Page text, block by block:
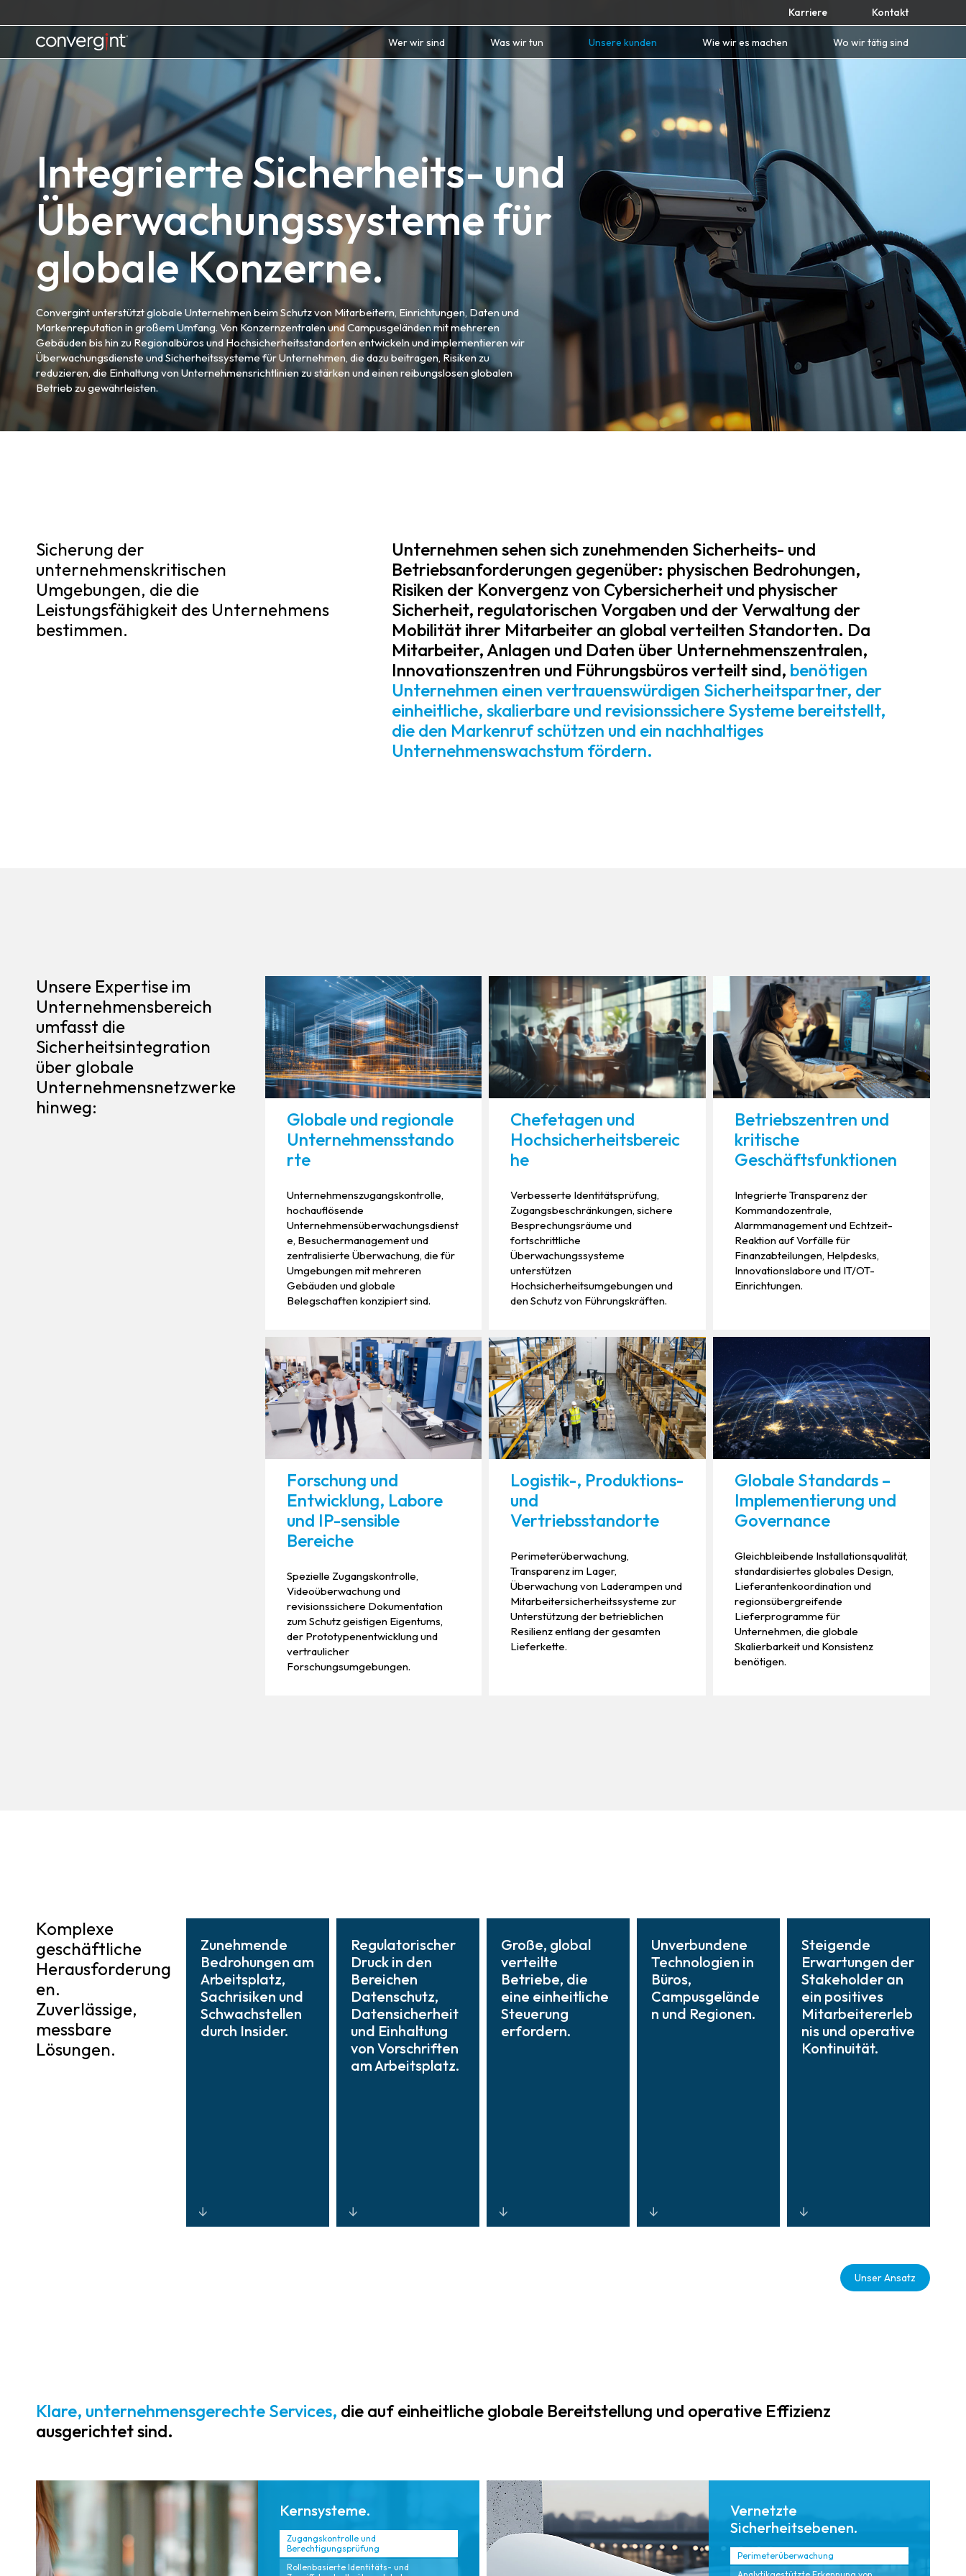
to
Karriere Kontakt
Home Wer wir sind Was wir tun Unsere kunden Wie wir es machen Wo wir tätig sind
Integrierte Sicherheits- und
Überwachungssysteme für
globale Konzerne.
Convergint unterstützt globale Unternehmen beim Schutz von Mitarbeitern, Einrichtungen, Daten und
Markenreputation in großem Umfang. Von Konzernzentralen und Campusgeländen mit mehreren
Gebäuden bis hin zu Regionalbüros und Hochsicherheitsstandorten entwickeln und implementieren wir
Überwachungsdienste und Sicherheitssysteme für Unternehmen, die dazu beitragen, Risiken zu
reduzieren, die Einhaltung von Unternehmensrichtlinien zu stärken und einen reibungslosen globalen
Betrieb zu gewährleisten.
Sicherung der
unternehmenskritischen
Umgebungen, die die
Leistungsfähigkeit des Unternehmens
bestimmen.
Unternehmen sehen sich zunehmenden Sicherheits- und
Betriebsanforderungen gegenüber: physischen Bedrohungen,
Risiken der Konvergenz von Cybersicherheit und physischer
Sicherheit, regulatorischen Vorgaben und der Verwaltung der
Mobilität ihrer Mitarbeiter an global verteilten Standorten. Da
Mitarbeiter, Anlagen und Daten über Unternehmenszentralen,
Innovationszentren und Führungsbüros verteilt sind, benötigen
Unternehmen einen vertrauenswürdigen Sicherheitspartner, der
einheitliche, skalierbare und revisionssichere Systeme bereitstellt,
die den Markenruf schützen und ein nachhaltiges
Unternehmenswachstum fördern.
Unsere Expertise im
Unternehmensbereich
umfasst die
Sicherheitsintegration
über globale
Unternehmensnetzwerke
hinweg:
Globale und regionale
Unternehmensstando
rte
Unternehmenszugangskontrolle,
hochauflösende
Unternehmensüberwachungsdienst
e, Besuchermanagement und
zentralisierte Überwachung, die für
Umgebungen mit mehreren
Gebäuden und globale
Belegschaften konzipiert sind.
Chefetagen und
Hochsicherheitsbereic
he
Verbesserte Identitätsprüfung,
Zugangsbeschränkungen, sichere
Besprechungsräume und
fortschrittliche
Überwachungssysteme
unterstützen
Hochsicherheitsumgebungen und
den Schutz von Führungskräften.
Betriebszentren und
kritische
Geschäftsfunktionen
Integrierte Transparenz der
Kommandozentrale,
Alarmmanagement und Echtzeit-
Reaktion auf Vorfälle für
Finanzabteilungen, Helpdesks,
Innovationslabore und IT/OT-
Einrichtungen.
Forschung und
Entwicklung, Labore
und IP-sensible
Bereiche
Spezielle Zugangskontrolle,
Videoüberwachung und
revisionssichere Dokumentation
zum Schutz geistigen Eigentums,
der Prototypenentwicklung und
vertraulicher
Forschungsumgebungen.
Logistik-, Produktions-
und
Vertriebsstandorte
Perimeterüberwachung,
Transparenz im Lager,
Überwachung von Laderampen und
Mitarbeitersicherheitssysteme zur
Unterstützung der betrieblichen
Resilienz entlang der gesamten
Lieferkette.
Globale Standards –
Implementierung und
Governance
Gleichbleibende Installationsqualität,
standardisiertes globales Design,
Lieferantenkoordination und
regionsübergreifende
Lieferprogramme für
Unternehmen, die globale
Skalierbarkeit und Konsistenz
benötigen.
Komplexe
geschäftliche
Herausforderung
en.
Zuverlässige,
messbare
Lösungen.
Zunehmende
Bedrohungen am
Arbeitsplatz,
Sachrisiken und
Schwachstellen
durch Insider.
ement stärken
die Prävention
die Reaktion auf
Vorfälle.
Regulatorischer
Druck in den
Bereichen
Datenschutz,
Datensicherheit
und Einhaltung
von Vorschriften
am Arbeitsplatz.
abgestimmt sind
gewährleisten.
Große, global
verteilte
Betriebe, die
eine einheitliche
Steuerung
erfordern.
Skalierbarkeit
die
Projektkomplexit
ät reduzieren.
Unverbundene
Technologien in
Büros,
Campusgelände
n und Regionen.
osystem
vereinen und so
kosten (TCO)
Steigende
Erwartungen der
Stakeholder an
ein positives
Mitarbeitererleb
nis und operative
Kontinuität.
robuste
Sicherheitssyste
unterstützen und
ein besseres
Unser Ansatz
Klare, unternehmensgerechte Services, die auf einheitliche globale Bereitstellung und operative Effizienz
ausgerichtet sind.
Kernsysteme.
Zugangskontrolle und
Berechtigungsprüfung
Rollenbasierte Identitäts- und
Vernetzte
Sicherheitsebenen.
Perimeterüberwachung